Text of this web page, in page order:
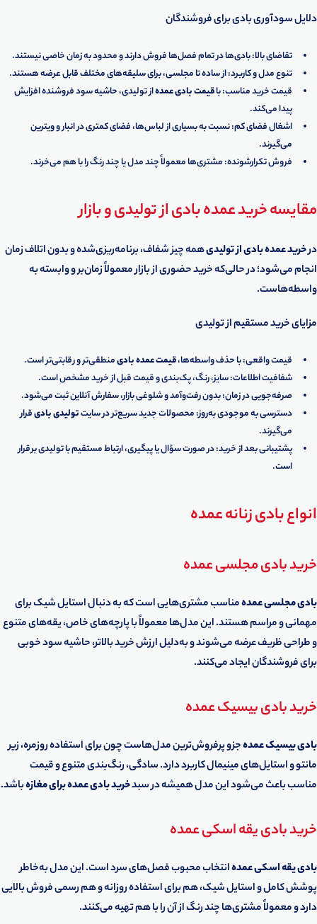
دلایل سودآوری بادی برای فروشندگان
تقاضای بالا: بادی‌ها در تمام فصل‌ها فروش دارند و محدود به زمان خاصی نیستند.
تنوع مدل و کاربرد: از ساده تا مجلسی، برای سلیقه‌های مختلف قابل عرضه هستند.
قیمت خرید مناسب: باقیمت بادی عمدهاز تولیدی، حاشیه سود فروشنده افزایش
پیدا می‌کند.
اشغال فضای کم: نسبت به بسیاری از لباس‌ها، فضای کمتری در انبار و ویترین
می‌گیرند.
فروش تکرارشونده: مشتری‌ها معمولاً چند مدل یا چند رنگ را با هم می‌خرند.
مقایسه خرید عمده بادی از تولیدی و بازار
درخرید عمده بادی از تولیدیهمه چیز شفاف، برنامه‌ریزی‌شده و بدون اتلاف زمان
انجام می‌شود؛ در حالی‌که خرید حضوری از بازار معمولاً زمان‌بر و وابسته به
واسطه‌هاست.
مزایای خرید مستقیم از تولیدی
قیمت واقعی: با حذف واسطه‌ها،قیمت عمده بادیمنطقی‌تر و رقابتی‌تر است.
شفافیت اطلاعات: سایز، رنگ، پک‌بندی و قیمت قبل از خرید مشخص است.
صرفه‌جویی در زمان: بدون رفت‌وآمد و شلوغی بازار، سفارش آنلاین ثبت می‌شود.
دسترسی به موجودی به‌روز: محصولات جدید سریع‌تر در سایتتولیدی بادیقرار
می‌گیرند.
پشتیبانی بعد از خرید: در صورت سؤال یا پیگیری، ارتباط مستقیم با تولیدی برقرار
است.
انواع بادی زنانه عمده
خرید بادی مجلسی عمده
بادی مجلسی عمدهمناسب مشتری‌هایی است که به دنبال استایل شیک برای
مهمانی و مراسم هستند. این مدل‌ها معمولاً با پارچه‌های خاص، یقه‌های متنوع
و طراحی ظریف عرضه می‌شوند و به‌دلیل ارزش خرید بالاتر، حاشیه سود خوبی
برای فروشندگان ایجاد می‌کنند.
خرید بادی بیسیک عمده
بادی بیسیک عمدهجزو پرفروش‌ترین مدل‌هاست چون برای استفاده روزمره، زیر
مانتو و استایل‌های مینیمال کاربرد دارد. سادگی، رنگ‌بندی متنوع و قیمت
مناسب باعث می‌شود این مدل همیشه در سبدخرید بادی عمده برای مغازهباشد.
خرید بادی یقه اسکی عمده
بادی یقه اسکی عمدهانتخاب محبوب فصل‌های سرد است. این مدل به‌خاطر
پوشش کامل و استایل شیک، هم برای استفاده روزانه و هم رسمی فروش بالایی
دارد و معمولاً مشتری‌ها چند رنگ از آن را با هم تهیه می‌کنند.